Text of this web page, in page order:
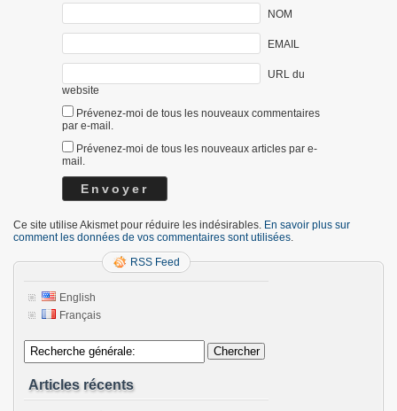
NOM
EMAIL
URL du
website
Prévenez-moi de tous les nouveaux commentaires
par e-mail.
Prévenez-moi de tous les nouveaux articles par e-
mail.
Ce site utilise Akismet pour réduire les indésirables. En savoir plus sur
comment les données de vos commentaires sont utilisées.
RSS Feed
English
Français
Articles récents